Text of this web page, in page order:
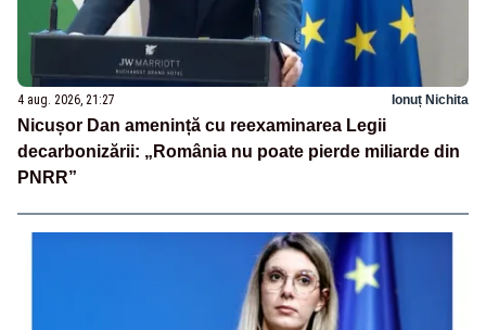
4 aug. 2026, 21:27 Ionuț Nichita
Nicușor Dan amenință cu reexaminarea Legii
decarbonizării: „România nu poate pierde miliarde din
PNRR”